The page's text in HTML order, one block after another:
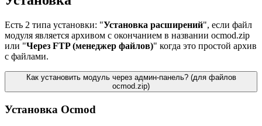
Есть 2 типа установки: "Установка расширений", если файл
модуля является архивом с окончанием в названии ocmod.zip
или "Через FTP (менеджер файлов)" когда это простой архив
с файлами.
Как установить модуль через админ-панель? (для файлов
ocmod.zip)
Установка Ocmod